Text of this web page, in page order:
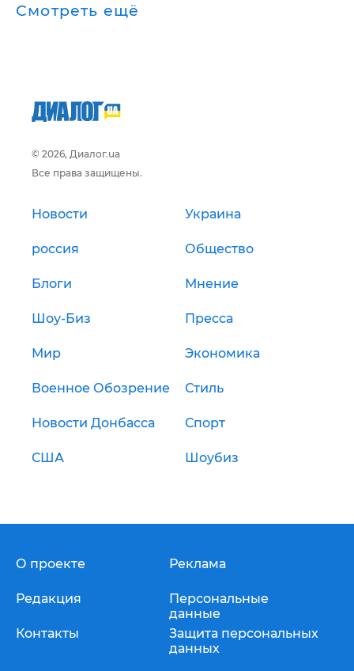
Смотреть ещё
© 2026, Диалог.ua
Все права защищены.
Новости Украина
россия Общество
Блоги Мнение
Шоу-Биз Пресса
Мир Экономика
Военное Обозрение Стиль
Новости Донбасса Спорт
США Шоубиз
О проекте
Редакция
Контакты
Реклама
Персональные
данные
Защита персональных
данных